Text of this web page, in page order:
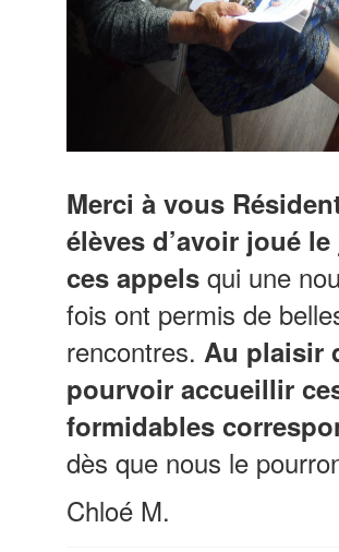
Merci à vous
élèves d’avoir joué
ces appels qui une
fois ont permis de
rencontres. Au plaisir
pourvoir accueillir
formidables
dès que nous le
Chloé M.